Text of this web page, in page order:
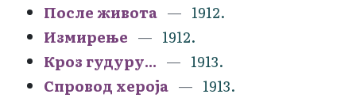
После живота
1912.
Измирење
1912.
Кроз гудуру...
1913.
Спровод хероја
1913.